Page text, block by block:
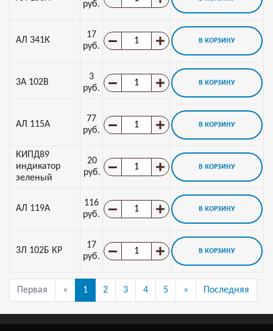
руб.
АЛ 341К
17
руб.
В КОРЗИНУ
3А 102В
3
руб.
В КОРЗИНУ
АЛ 115А
77
руб.
В КОРЗИНУ
КИПД89
индикатор
зеленый
20
руб.
В КОРЗИНУ
АЛ 119А
116
руб.
В КОРЗИНУ
3Л 102Б КР
17
руб.
В КОРЗИНУ
Первая « 1 2 3 4 5 » Последняя